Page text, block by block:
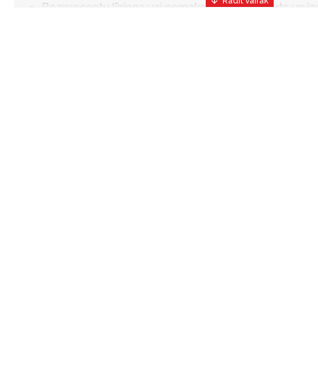
Bezprocentu līzinga vai nomaksas iespēja ir ērts un